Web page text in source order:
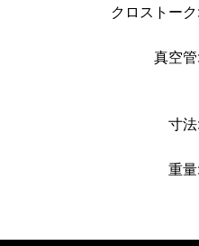
クロストーク:
真空管:
寸法:
重量: